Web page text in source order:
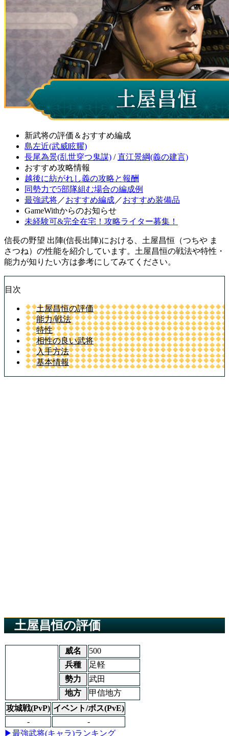
新武将の評価＆おすすめ編成
島左近(武威眩耀)
長尾為景(乱世穿つ鬼謀) /直江景綱(義の建言)
おすすめ攻略情報
越後に紡がれし義の攻略と報酬
同勢力で5部隊組む場合の編成例
最強武将／おすすめ編成／おすすめ装備品
GameWithからのお知らせ
未経験可&完全在宅！攻略ライター募集！
信長の野望 出陣(信長出陣)における、土屋昌恒（つちや ま
さつね）の性能を紹介しています。土屋昌恒の戦法や特性・
能力が知りたい方は参考にしてみてください。
目次
土屋昌恒の評価
能力/戦法
特性
相性の良い武将
入手方法
基本情報
土屋昌恒の評価
威名
500
兵種
足軽
勢力
武田
地方
甲信地方
攻城戦(PvP) イベント/ボス(PvE)
-
-
▶最強武将(キャラ)ランキング